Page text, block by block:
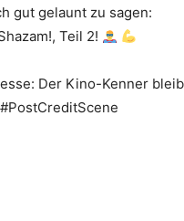
gut gelaunt zu sagen:
Teil 2!
Der Kino-Kenner